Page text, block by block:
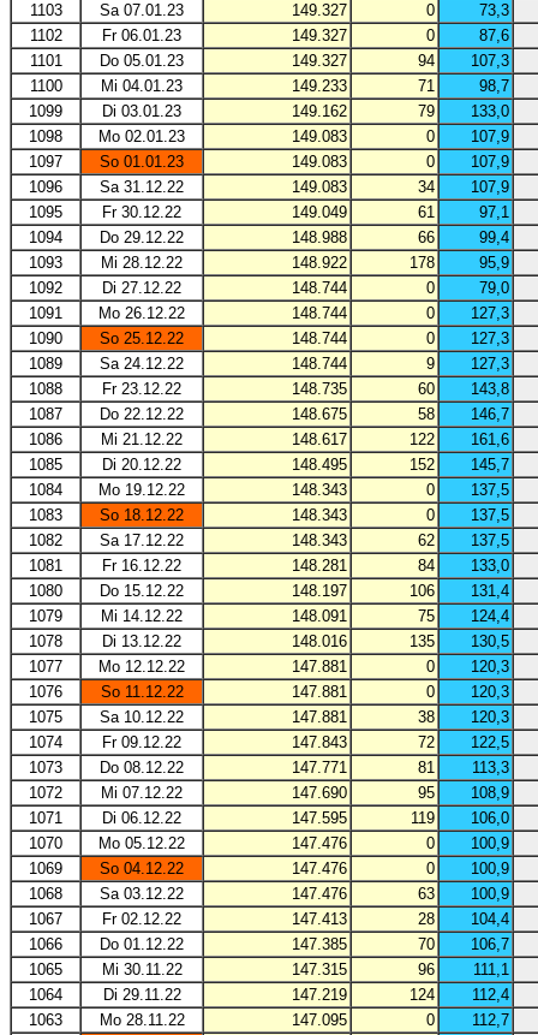
1103
Sa 07.01.23 149.327 0
73,3
1102
Fr 06.01.23 149.327 0
87,6
1101
Do 05.01.23 149.327 94
107,3
1100
Mi 04.01.23 149.233 71
98,7
1099
Di 03.01.23 149.162 79
133,0
1098
Mo 02.01.23 149.083 0
107,9
1097
So 01.01.23 149.083 0
107,9
1096
Sa 31.12.22 149.083 34
107,9
1095
Fr 30.12.22 149.049 61
97,1
1094
Do 29.12.22 148.988 66
99,4
1093
Mi 28.12.22 148.922 178
95,9
1092
Di 27.12.22 148.744 0
79,0
1091
Mo 26.12.22 148.744 0
127,3
1090
So 25.12.22 148.744 0
127,3
1089
Sa 24.12.22 148.744 9
127,3
1088
Fr 23.12.22 148.735 60
143,8
1087
Do 22.12.22 148.675 58
146,7
1086
Mi 21.12.22 148.617 122
161,6
1085
Di 20.12.22 148.495 152
145,7
1084
Mo 19.12.22 148.343 0
137,5
1083
So 18.12.22 148.343 0
137,5
1082
Sa 17.12.22 148.343 62
137,5
1081
Fr 16.12.22 148.281 84
133,0
1080
Do 15.12.22 148.197 106
131,4
1079
Mi 14.12.22 148.091 75
124,4
1078
Di 13.12.22 148.016 135
130,5
1077
Mo 12.12.22 147.881 0
120,3
1076
So 11.12.22 147.881 0
120,3
1075
Sa 10.12.22 147.881 38
120,3
1074
Fr 09.12.22 147.843 72
122,5
1073
Do 08.12.22 147.771 81
113,3
1072
Mi 07.12.22 147.690 95
108,9
1071
Di 06.12.22 147.595 119
106,0
1070
Mo 05.12.22 147.476 0
100,9
1069
So 04.12.22 147.476 0
100,9
1068
Sa 03.12.22 147.476 63
100,9
1067
Fr 02.12.22 147.413 28
104,4
1066
Do 01.12.22 147.385 70
106,7
1065
Mi 30.11.22 147.315 96
111,1
1064
Di 29.11.22 147.219 124
112,4
1063
Mo 28.11.22 147.095 0
112,7